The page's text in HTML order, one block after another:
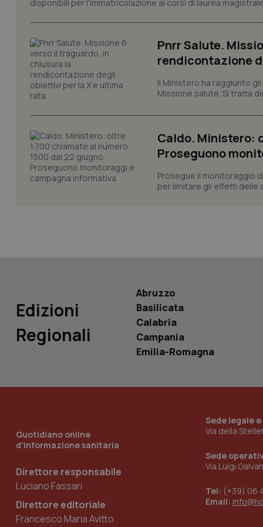
disponibili per l'immatricolazione ai corsi di laurea
Pnrr Salute.
rendicontazione
Il Ministero ha raggiunto
Missione salute. Si tratta
Caldo. Ministero:
Proseguono
Prosegue il monitoraggio
per limitare gli effetti delle
Edizioni
Regionali
Abruzzo
Basilicata
Calabria
Campania
Emilia-Romagna
Quotidiano online
d'informazione sanitaria
Direttore responsabile
Luciano Fassari
Direttore editoriale
Francesco Maria Avitto
Sede legale
Via della
Sede
Via Luigi
Tel: (+39) 06
Email:
tracking-enable
tracking-sites-
session-id
_ga
Nome
__Secure-YNID
YSC